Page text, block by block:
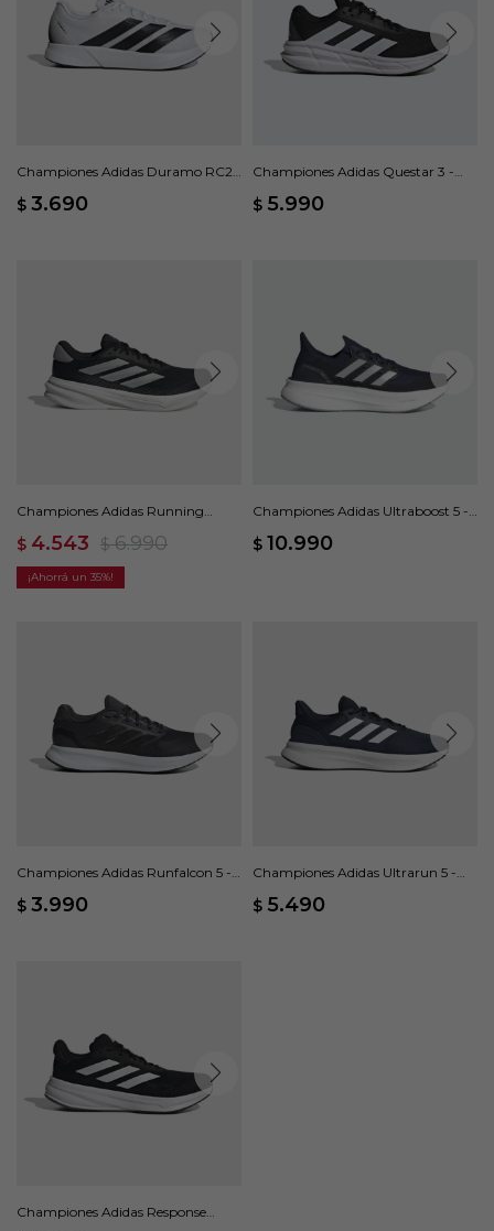
Championes Adidas Duramo RC2 -
$ 3.690
Championes Adidas Questar 3 -
$ 5.990
Championes Adidas Running
$ 4.543 $ 6.990
35
Championes Adidas Ultraboost 5 -
$ 10.990
Championes Adidas Runfalcon 5 -
$ 3.990
Championes Adidas Ultrarun 5 -
$ 5.490
Championes Adidas Response